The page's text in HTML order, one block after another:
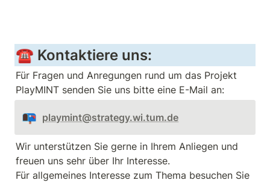
☎️ Kontaktiere uns:
Für Fragen und Anregungen rund um das Projekt
PlayMINT senden Sie uns bitte eine E-Mail an:
📭 playmint@strategy.wi.tum.de
Wir unterstützen Sie gerne in Ihrem Anliegen und
freuen uns sehr über Ihr Interesse.
Für allgemeines Interesse zum Thema besuchen Sie